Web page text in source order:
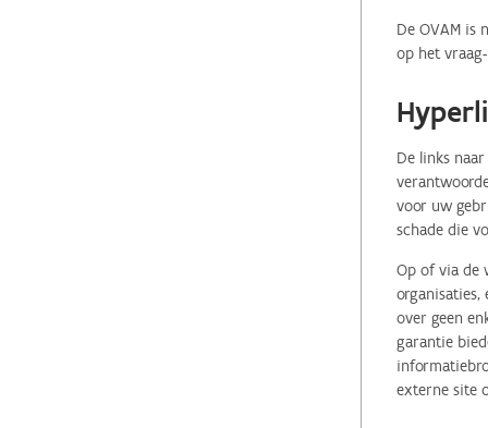
De OVAM is
op het
De links
voor uw
schade die
Op of via de
organisaties,
over geen
garantie
externe site